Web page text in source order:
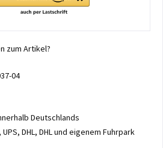
zum Artikel?
04
Deutschlands
DHL, DHL und eigenem Fuhrpark